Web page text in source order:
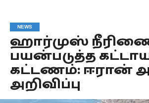
NEWS
ஹார்முஸ்
பயன்படுத்த
கட்டணம்: ஈரான்
அறிவிப்பு